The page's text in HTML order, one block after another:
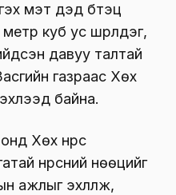
мэт дэд бүтэц
куб ус шүүрүүлдэг,
давуу талтай
газраас Хөх
эхлээд байна.
Хөх нүүрс
нүүрсний нөөцийг
ажлыг эхлүүлж,